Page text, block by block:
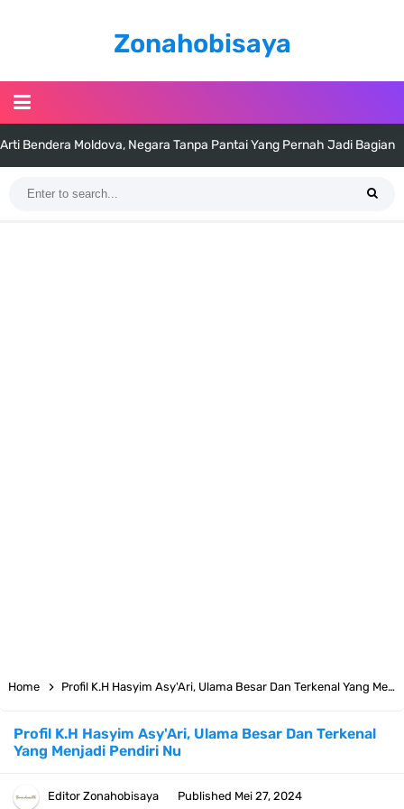
Zonahobisaya
Cara Daftar Telegram Di Laptop Atau Komputer Kalian Dengan
7 Fakta Ivankov One Piece, Orang Yang Mampu Menipu Sensor
Wanita Milik Sanji
Home Profil K.H Hasyim Asy'Ari, Ulama Besar Dan Terkenal Yang Menjadi Pendiri Nu
Profil K.H Hasyim Asy'Ari, Ulama Besar Dan Terkenal
Yang Menjadi Pendiri Nu
Editor Zonahobisaya Published Mei 27, 2024